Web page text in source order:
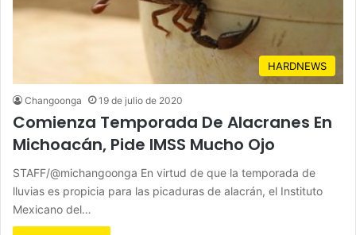
HARDNEWS
Changoonga 19 de julio de 2020
Comienza Temporada De Alacranes En
Michoacán, Pide IMSS Mucho Ojo
STAFF/@michangoonga En virtud de que la temporada de
lluvias es propicia para las picaduras de alacrán, el Instituto
Mexicano del…